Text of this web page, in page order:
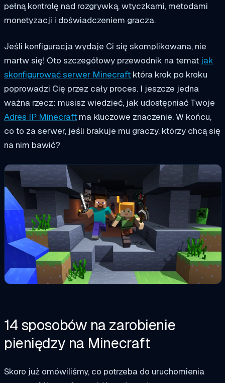
pełną kontrolę nad rozgrywką, wtyczkami, metodami
monetyzacji i doświadczeniem gracza.
Jeśli konfiguracja wydaje Ci się skomplikowana, nie
martw się! Oto szczegółowy przewodnik na temat jak
skonfigurować serwer Minecraft która krok po kroku
poprowadzi Cię przez cały proces. I jeszcze jedna
ważna rzecz: musisz wiedzieć, jak udostępniać Twoje
Adres IP Minecraft ma kluczowe znaczenie. W końcu,
co to za serwer, jeśli brakuje mu graczy, którzy chcą się
na nim bawić?
14 sposobów na zarobienie
pieniędzy na Minecraft
Skoro już omówiliśmy, co potrzeba do uruchomienia